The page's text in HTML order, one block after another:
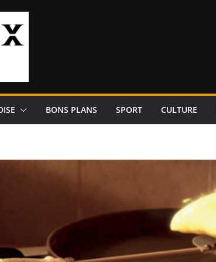
BONS PLANS SPORT CULTURE